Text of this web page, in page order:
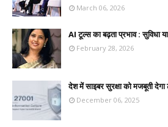
March 06, 2026
AI टूल्स का बढ़ता प्रभाव : सुविधा या
February 28, 2026
देश में साइबर सुरक्षा को मजबूती
December 06, 2025